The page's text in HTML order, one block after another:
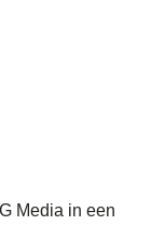
Media in een